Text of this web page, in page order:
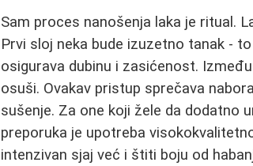
Sam proces nanošenja laka je ritual.
Prvi sloj neka bude izuzetno tanak -
osigurava dubinu i zasićenost.
osuši. Ovakav pristup sprečava
sušenje. Za one koji žele da dodatno
preporuka je upotreba
intenzivan sjaj već i štiti boju od